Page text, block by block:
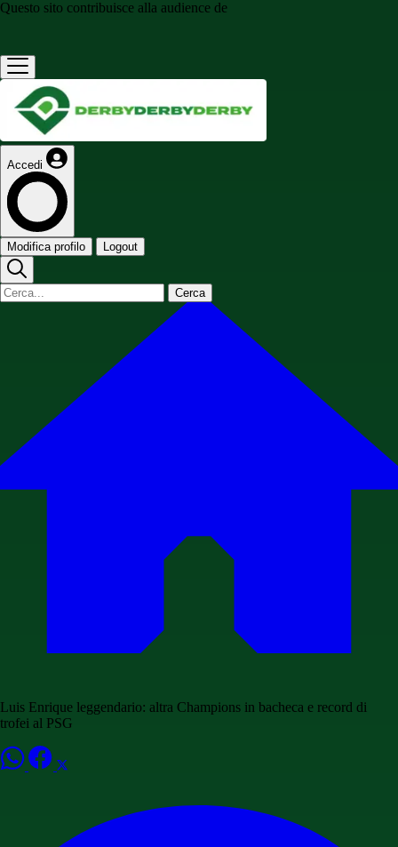
Questo sito contribuisce alla audience de
Accedi
Modifica profilo Logout
Cerca
Luis Enrique leggendario: altra Champions in bacheca e record di
trofei al PSG